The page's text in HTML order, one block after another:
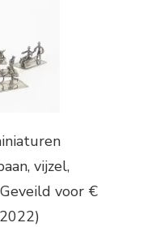
vijzel,
voor €